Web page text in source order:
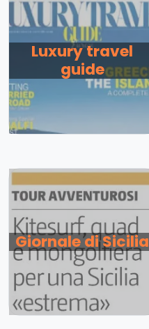
Luxury travel
guide
Giornale di Sicilia